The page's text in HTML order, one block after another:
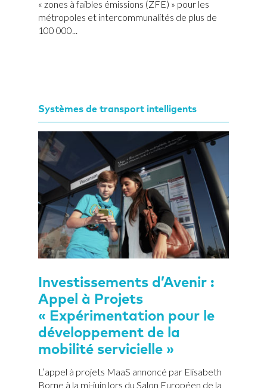
« zones à faibles émissions (ZFE) » pour les
métropoles et intercommunalités de plus de
100 000...
Systèmes de transport intelligents
Investissements d’Avenir :
Appel à Projets
« Expérimentation pour le
développement de la
mobilité servicielle »
L’appel à projets MaaS annoncé par Elisabeth
Borne à la mi-juin lors du Salon Européen de la